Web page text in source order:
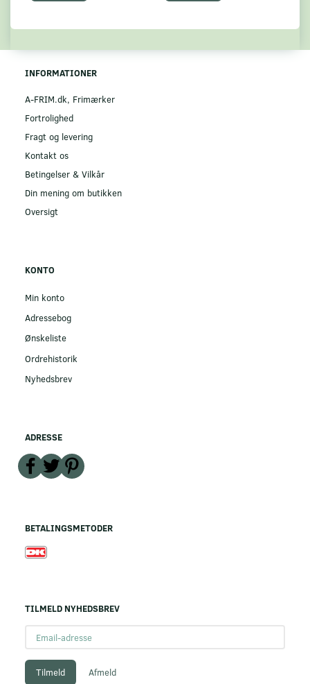
INFORMATIONER
A-FRIM.dk, Frimærker
Fortrolighed
Fragt og levering
Kontakt os
Betingelser & Vilkår
Din mening om butikken
Oversigt
KONTO
Min konto
Adressebog
Ønskeliste
Ordrehistorik
Nyhedsbrev
ADRESSE
BETALINGSMETODER
TILMELD NYHEDSBREV
adresse
Tilmeld Afmeld